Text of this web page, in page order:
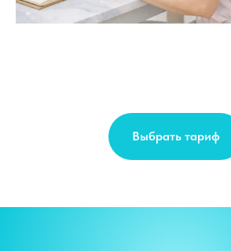
Выбрать тариф